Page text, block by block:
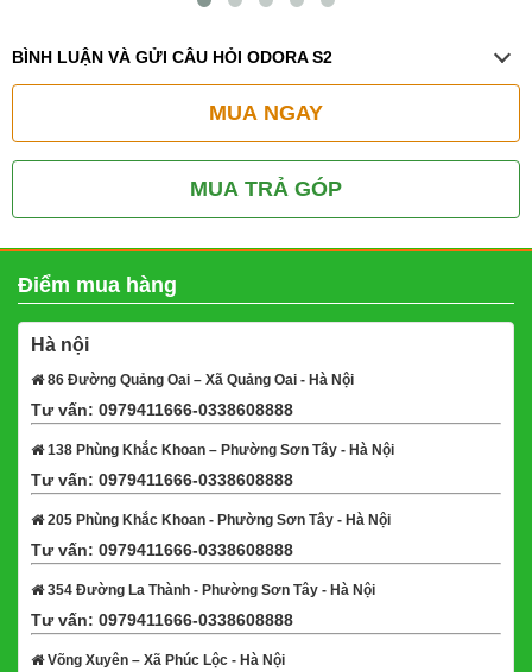
BÌNH LUẬN VÀ GỬI CÂU HỎI ODORA S2
MUA NGAY
MUA TRẢ GÓP
Điểm mua hàng
Hà nội
86 Đường Quảng Oai – Xã Quảng Oai - Hà Nội
Tư vấn: 0979411666-0338608888
138 Phùng Khắc Khoan – Phường Sơn Tây - Hà Nội
Tư vấn: 0979411666-0338608888
205 Phùng Khắc Khoan - Phường Sơn Tây - Hà Nội
Tư vấn: 0979411666-0338608888
354 Đường La Thành - Phường Sơn Tây - Hà Nội
Tư vấn: 0979411666-0338608888
Võng Xuyên – Xã Phúc Lộc - Hà Nội